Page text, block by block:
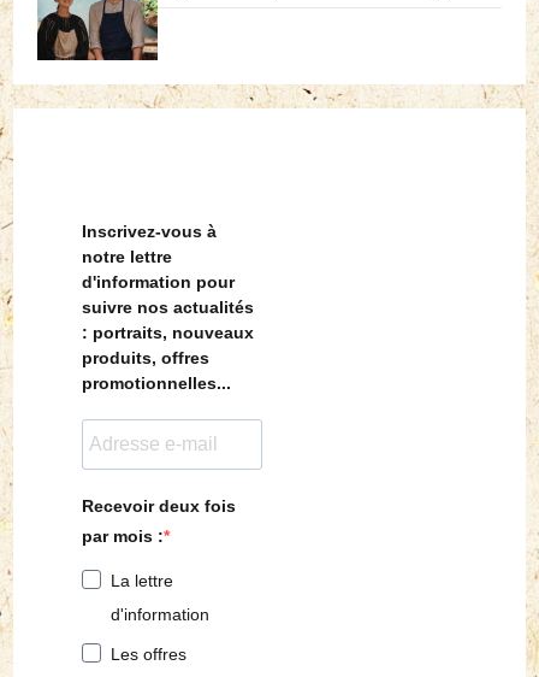
Inscrivez-vous à
notre lettre
d'information pour
suivre nos actualités
: portraits, nouveaux
produits, offres
promotionnelles...
Recevoir deux fois
par mois :
La lettre
d'information
Les offres